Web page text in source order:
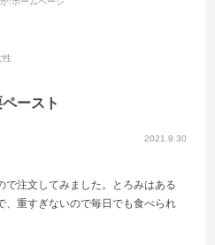
2021.9.30
ースト
性
で注文してみました。とろみはある
、重すぎないので毎日でも食べられ